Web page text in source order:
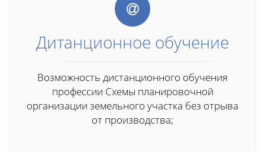
Дитанционное обучение
Возможность дистанционного обучения
профессии Схемы планировочной
организации земельного участка без отрыва
от производства;